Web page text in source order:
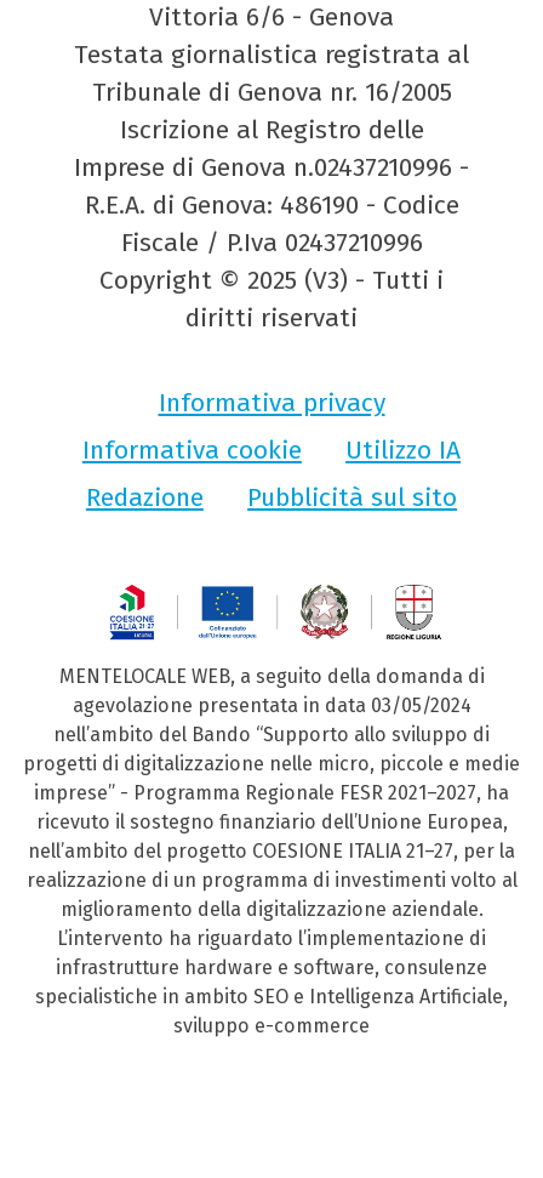
Vittoria 6/6 - Genova
Testata giornalistica registrata al
Tribunale di Genova nr. 16/2005
Iscrizione al Registro delle
Imprese di Genova n.02437210996 -
R.E.A. di Genova: 486190 - Codice
Fiscale / P.Iva 02437210996
Copyright © 2025 (V3) - Tutti i
diritti riservati
Informativa privacy
Informativa cookie
Utilizzo IA
Redazione
Pubblicità sul sito
MENTELOCALE WEB, a seguito della domanda di
agevolazione presentata in data 03/05/2024
nell’ambito del Bando “Supporto allo sviluppo di
progetti di digitalizzazione nelle micro, piccole e medie
imprese” - Programma Regionale FESR 2021–2027, ha
ricevuto il sostegno finanziario dell’Unione Europea,
nell’ambito del progetto COESIONE ITALIA 21–27, per la
realizzazione di un programma di investimenti volto al
miglioramento della digitalizzazione aziendale.
L’intervento ha riguardato l’implementazione di
infrastrutture hardware e software, consulenze
specialistiche in ambito SEO e Intelligenza Artificiale,
sviluppo e-commerce